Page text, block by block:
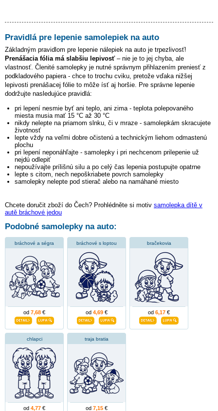
Pravidlá pre lepenie samolepiek na auto
Základným pravidlom pre lepenie nálepiek na auto je trpezlivosť!
Prenášacia fólia má slabšiu lepivosť– nie je to jej chyba, ale
vlastnosť. Členité samolepky je nutné správnym přihlazením preniesť z
podkladového papiera - chce to trochu cviku, pretože vďaka nižšej
lepivosti prenášacej fólie to môže ísť aj horšie. Pre správne lepenie
dodržujte nasledujúce pravidlá:
pri lepení nesmie byť ani teplo, ani zima - teplota polepovaného
miesta musia mať 15 °C až 30 °C
nikdy nelepte na priamom slnku, či v mraze - samolepkám skracujete
životnosť
lepte vždy na veľmi dobre očistenú a technickým liehom odmastenú
plochu
pri lepení neponáhľajte - samolepky i pri nechcenom prilepenie už
nejdú odlepiť
nepoužívajte prílišnú silu a po celý čas lepenia postupujte opatrne
lepte s citom, nech nepoškriabete povrch samolepky
samolepky nelepte pod stierač alebo na namáhané miesto
Chcete doručit zboží do Čech? Prohlédněte si motiv samolepka dítě v
autě bráchové jedou
Podobné samolepky na auto:
bráchové a ségra
od 7,68 €
bráchové s loptou
od 4,69 €
bračekovia
od 6,17 €
chlapci
od 4,77 €
traja bratia
od 7,15 €